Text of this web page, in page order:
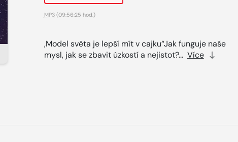
MP3(09:56:25 hod.)
,Model světa je lepší mít v cajku“Jak funguje naše
mysl, jak se zbavit úzkostí a nejistot?... Více